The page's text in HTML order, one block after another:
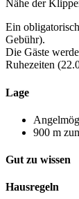
Nähe der
Ein
Gebühr).
Die Gäste
Ruhezeiten
Lage
900 m
Gut zu wissen
Hausregeln